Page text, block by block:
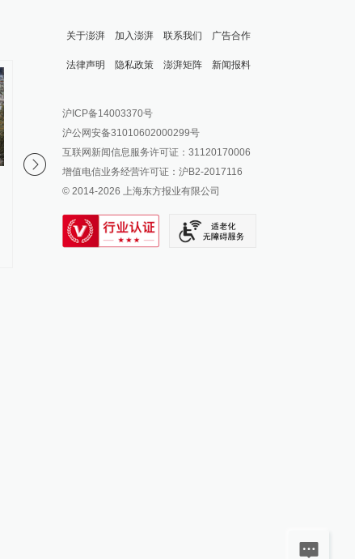
关于澎湃 加入澎湃 联系我们 广告合作
法律声明 隐私政策 澎湃矩阵
澎湃新闻公众号
澎湃新闻抖音号
派生万物开放平台
IP SHANGHAI
SIXTH TONE
新闻报料
报料邮箱: news@thepaper.cn
沪ICP备14003370号
沪公网安备31010602000299号
互联网新闻信息服务许可证：31120170006
增值电信业务经营许可证：沪B2-2017116
© 2014-2026 上海东方报业有限公司